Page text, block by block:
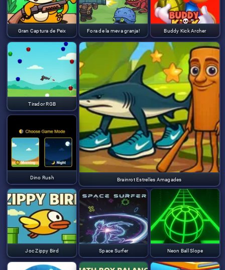
Gran Captura de Peix Fora de la meva granja! Buddy Kick Archer
Tirador RGB
Brainrot Estrelles Amagades
Dino Rush
Joc Zippy Bird Space Surfer Neon Ball Slope